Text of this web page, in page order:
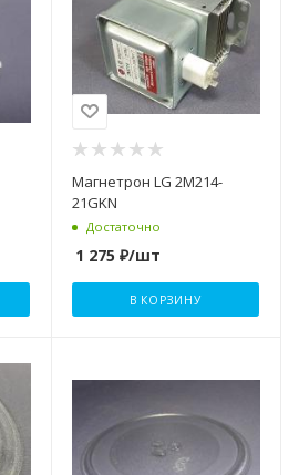
Магнетрон LG 2M214-
21GKN
Достаточно
1 275 ₽/шт
В КОРЗИНУ